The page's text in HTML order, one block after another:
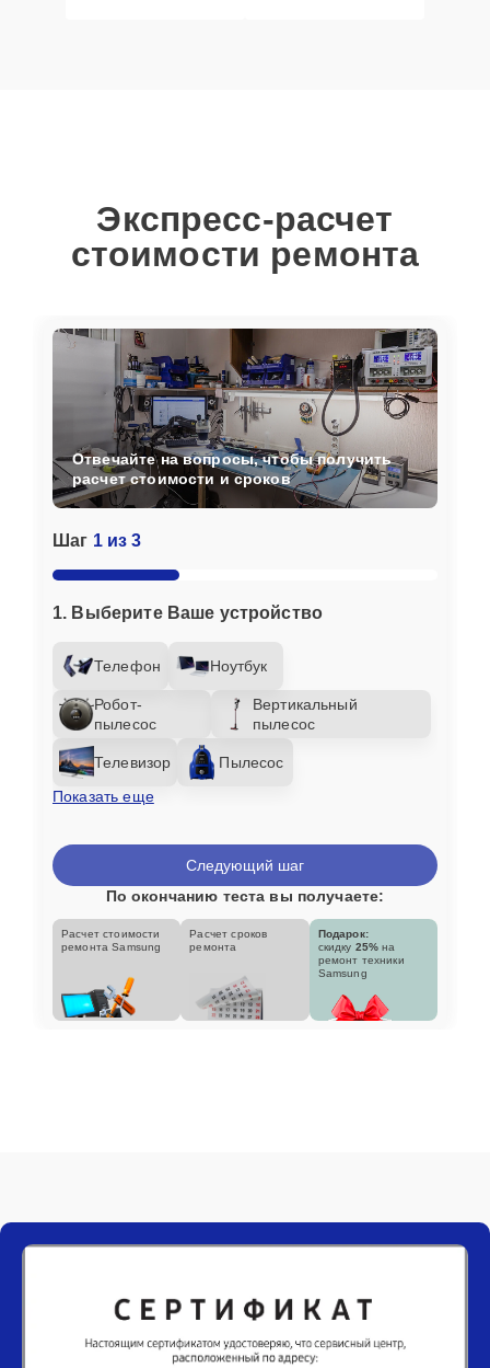
Экспресс-расчет
стоимости ремонта
Шаг 1 из 3
1. Выберите Ваше устройство
Телефон Ноутбук
Робот-
пылесос
Вертикальный
пылесос
Телевизор
Пылесос
Показать еще
Отвечайте на вопросы, чтобы получить
расчет стоимости и сроков
Следующий шаг
По окончанию теста вы получаете:
Расчет стоимости
ремонта Samsung
Расчет сроков
ремонта
Подарок:
скидку 25% на
ремонт техники
Samsung